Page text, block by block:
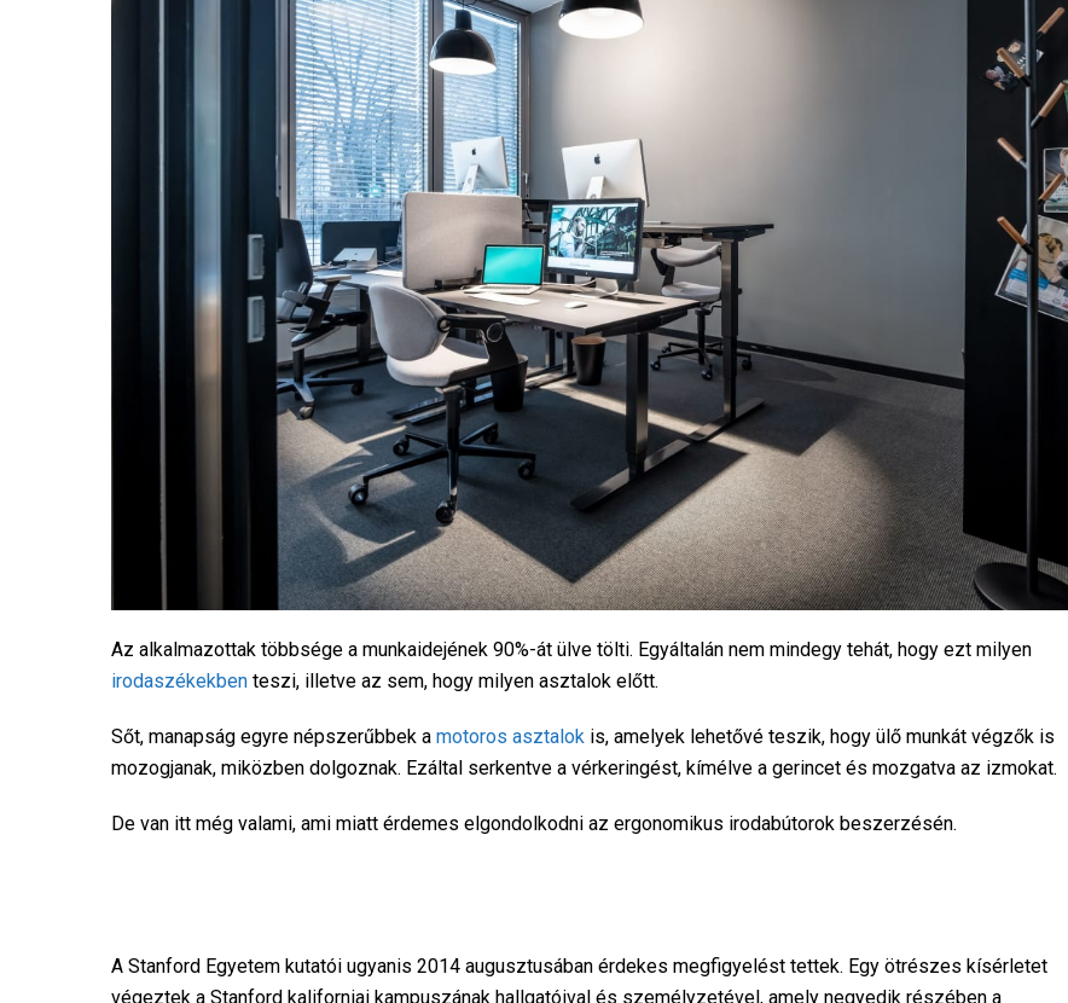
Az alkalmazottak többsége a munkaidejének 90%-át ülve tölti. Egyáltalán nem mindegy tehát, hogy ezt milyen
irodaszékekben teszi, illetve az sem, hogy milyen asztalok előtt.
Sőt, manapság egyre népszerűbbek a motoros asztalok is, amelyek lehetővé teszik, hogy ülő munkát végzők is
mozogjanak, miközben dolgoznak. Ezáltal serkentve a vérkeringést, kímélve a gerincet és mozgatva az izmokat.
De van itt még valami, ami miatt érdemes elgondolkodni az ergonomikus irodabútorok beszerzésén.
A Stanford Egyetem kutatói ugyanis 2014 augusztusában érdekes megfigyelést tettek. Egy ötrészes kísérletet
végeztek a Stanford kaliforniai kampuszának hallgatóival és személyzetével, amely negyedik részében a